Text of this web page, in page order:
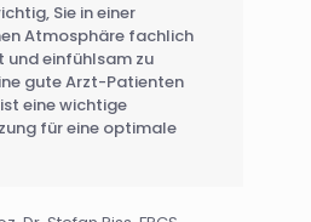
Sie in einer
Atmosphäre fachlich
und einfühlsam zu
gute Arzt-Patienten
eine wichtige
für eine optimale